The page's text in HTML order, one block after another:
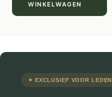
WINKELWAGEN
✦ EXCLUSIEF VOOR LEDEN